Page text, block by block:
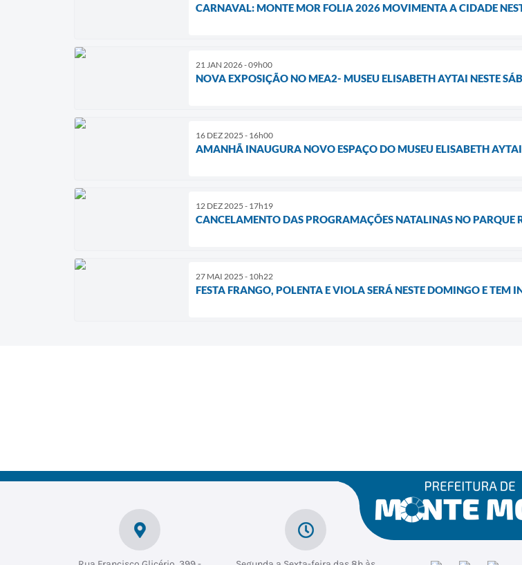
CARNAVAL: MONTE MOR FOLIA 2026 MOVIMENTA A CIDADE
21 JAN 2026 - 09h00
NOVA EXPOSIÇÃO NO MEA2- MUSEU ELISABETH AYTAI NESTE
16 DEZ 2025 - 16h00
AMANHÃ INAUGURA NOVO ESPAÇO DO MUSEU ELISABETH
12 DEZ 2025 - 17h19
CANCELAMENTO DAS PROGRAMAÇÕES NATALINAS NO PARQUE
27 MAI 2025 - 10h22
FESTA FRANGO, POLENTA E VIOLA SERÁ NESTE DOMINGO E TEM